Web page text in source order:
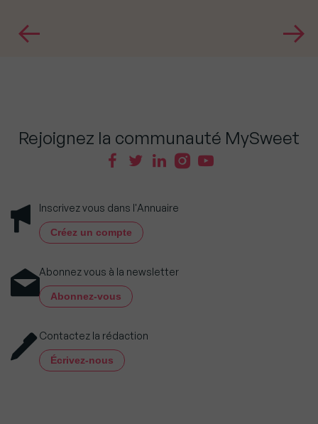
Rejoignez la communauté MySweet
Inscrivez vous dans l'Annuaire
Créez un compte
Abonnez vous à la newsletter
Abonnez-vous
Contactez la rédaction
Écrivez-nous